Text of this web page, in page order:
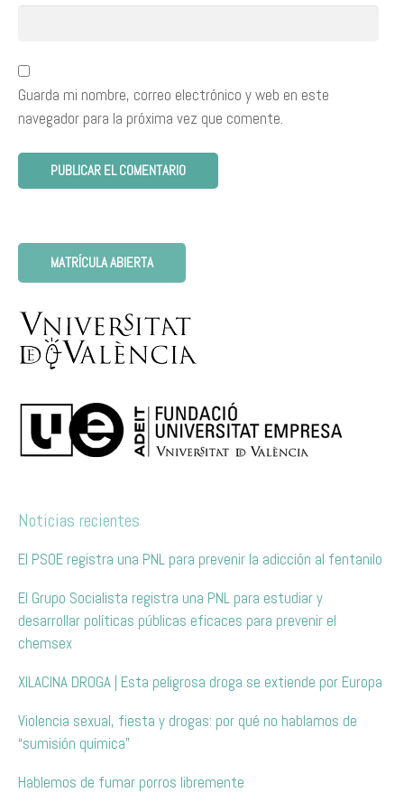
Guarda mi nombre, correo electrónico y web en este
navegador para la próxima vez que comente.
MATRÍCULA ABIERTA
Noticias recientes
El PSOE registra una PNL para prevenir la adicción al fentanilo
El Grupo Socialista registra una PNL para estudiar y
desarrollar políticas públicas eficaces para prevenir el
chemsex
XILACINA DROGA | Esta peligrosa droga se extiende por Europa
Violencia sexual, fiesta y drogas: por qué no hablamos de
“sumisión química”
Hablemos de fumar porros libremente